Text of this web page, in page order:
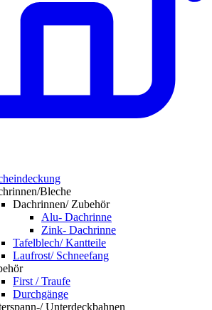
Bleche
Dachrinnen/ Zubehör
Alu- Dachrinne
Zink- Dachrinne
Tafelblech/ Kantteile
Laufrost/ Schneefang
First / Traufe
Durchgänge
Unterdeckbahnen